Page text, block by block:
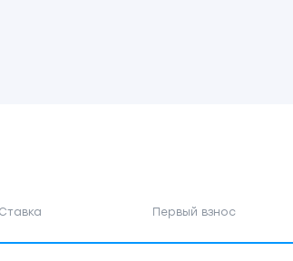
Ставка Первый взнос